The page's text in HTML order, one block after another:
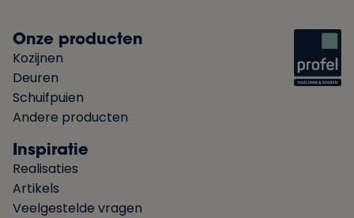
Onze producten
Kozijnen
Deuren
Schuifpuien
Andere producten
Inspiratie
Realisaties
Artikels
Veelgestelde vragen